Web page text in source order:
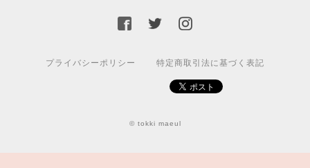
プライバシーポリシー 特定商取引法に基づく表記
© tokki maeul